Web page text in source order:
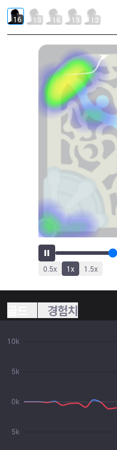
16 13 16 13 12
0.5x 1x 1.5x
경험치
5k
0k
5k
10k